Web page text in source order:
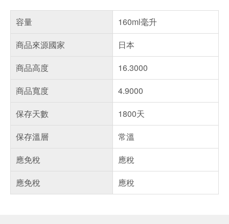
容量
160ml毫升
商品來源國家
日本
商品高度
16.3000
商品寬度
4.9000
保存天數
1800天
保存溫層
常溫
應免稅
應稅
應免稅
應稅